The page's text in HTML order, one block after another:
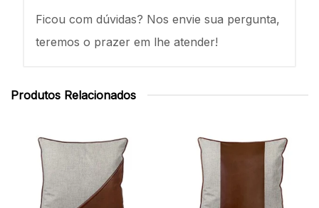
Ficou com dúvidas? Nos envie sua pergunta,
teremos o prazer em lhe atender!
Produtos Relacionados